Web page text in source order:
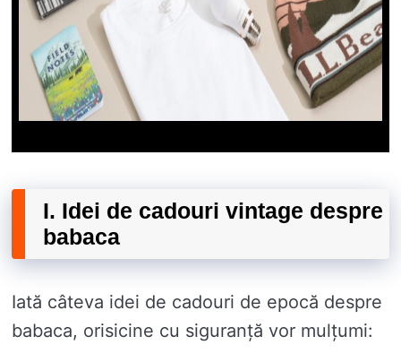
I. Idei de cadouri vintage despre
babaca
Iată câteva idei de cadouri de epocă despre
babaca, orisicine cu siguranță vor mulțumi: